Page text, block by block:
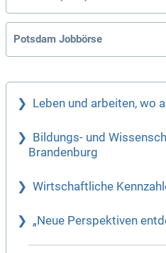
Potsdam Jobbörse
Leben und arbeiten, wo
Bildungs- und
Brandenburg
Wirtschaftliche
„Neue Perspektiven